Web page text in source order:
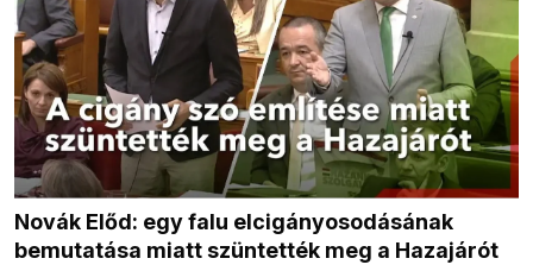
Novák Előd: egy falu elcigányosodásának
bemutatása miatt szüntették meg a Hazajárót